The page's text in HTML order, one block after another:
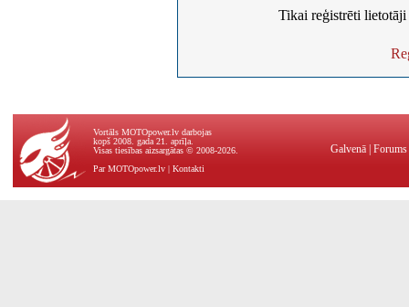
Tikai reģistrēti
Vortāls MOTOpower.lv darbojas
kopš 2008. gada 21. aprīļa.
Visas tiesības aizsargātas © 2008-2026.
Par MOTOpower.lv | Kontakti
Galvenā Forums